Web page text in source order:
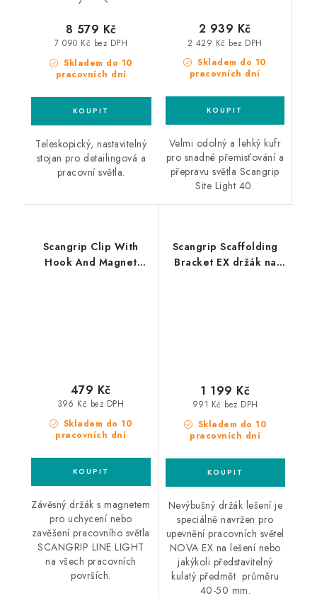
Skladem do 10
pracovních dní
7 090 Kč bez DPH
8 579 Kč
Teleskopický, nastavitelný
stojan pro detailingová a
pracovní světla.
Skladem do 10
pracovních dní
2 429 Kč bez DPH
2 939 Kč
Velmi odolný a lehký kufr
pro snadné přemisťování a
přepravu světla Scangrip
Site Light 40.
Scangrip Clip With
Hook And Magnet
Skladem do 10
pracovních dní
396 Kč bez DPH
479 Kč
Závěsný držák s magnetem
pro uchycení nebo
zavěšení pracovního světla
SCANGRIP LINE LIGHT
na všech pracovních
površích.
Scangrip Scaffolding
Bracket EX držák na
Skladem do 10
pracovních dní
991 Kč bez DPH
1 199 Kč
Nevýbušný držák lešení je
speciálně navržen pro
upevnění pracovních světel
NOVA EX na lešení nebo
jakýkoli představitelný
kulatý předmět průměru
40-50 mm.